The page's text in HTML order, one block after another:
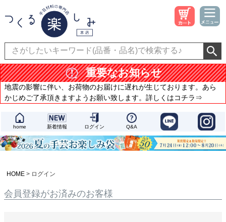
重要なお知らせ
地震の影響に伴い、お荷物のお届けに遅れが生じております。あら
かじめご了承頂きますようお願い致します。詳しくはコチラ⇒
home 新着情報 ログイン Q&A
HOME ログイン
会員登録がお済みのお客様